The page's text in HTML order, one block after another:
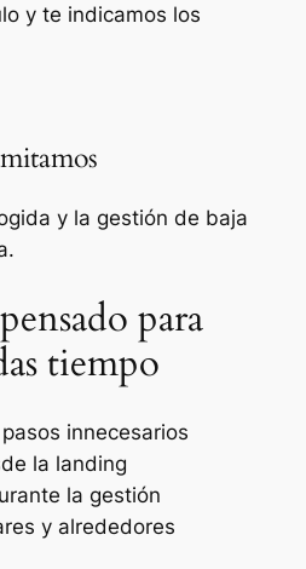
y te indicamos los
y la gestión de baja
para
tiempo
innecesarios
la landing
la gestión
y alrededores